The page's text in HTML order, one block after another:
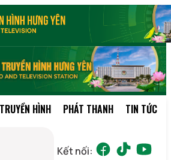
TRUYỀN HÌNH PHÁT THANH TIN TỨC
Kết nối: